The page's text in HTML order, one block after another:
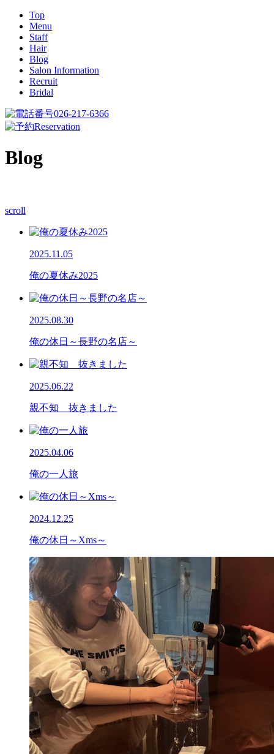
Top
Menu
Staff
Hair
Blog
Salon Information
Recruit
Bridal
026-217-6366
Reservation
Blog
scroll
2025.11.05
俺の夏休み2025
2025.08.30
俺の休日～長野の名店～
2025.06.22
親不知 抜きました
2025.04.06
俺の一人旅
2024.12.25
俺の休日～Xms～